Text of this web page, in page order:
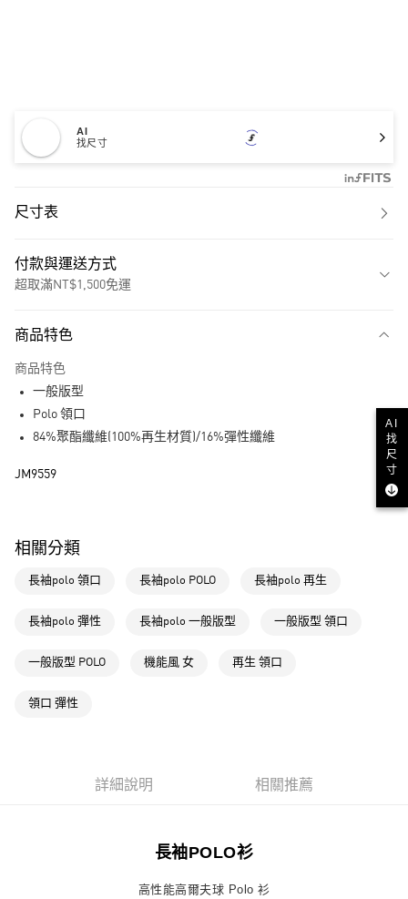
AI
找尺寸
尺寸表
付款與運送方式
超取滿NT$1,500免運
LINE Pay
每筆NT$80，滿NT$1,500(含以上)免運費
付款後全家取貨
每筆NT$80，滿NT$1,500(含以上)免運費
付款後萊爾富取貨
每筆NT$80，滿NT$1,500(含以上)免運費
每筆NT$80，滿NT$1,500(含以上)免運費
商品特色
商品特色
一般版型
Polo 領口
84%聚酯纖維(100%再生材質)/16%彈性纖維
JM9559
相關分類
長袖polo 領口 長袖polo POLO 長袖polo 再生
長袖polo 彈性 長袖polo 一般版型 一般版型 領口
一般版型 POLO 機能風 女 再生 領口
領口 彈性
詳細說明 相關推薦
長袖POLO衫
高性能高爾夫球 Polo 衫
AI
找
尺
寸